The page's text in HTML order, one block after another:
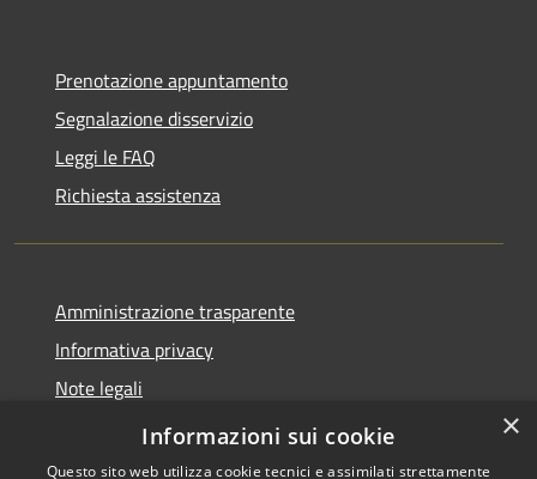
Prenotazione appuntamento
Segnalazione disservizio
Leggi le FAQ
Richiesta assistenza
Amministrazione trasparente
Informativa privacy
Note legali
Dichiarazione di accessibilità
×
Informazioni sui cookie
Questo sito web utilizza cookie tecnici e assimilati strettamente